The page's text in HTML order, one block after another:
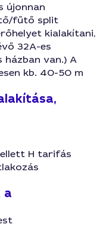
újonnan
fűtő split
kialakítani,
32A-es
házban van.) A
kb. 40-50 m
H tarifás
a